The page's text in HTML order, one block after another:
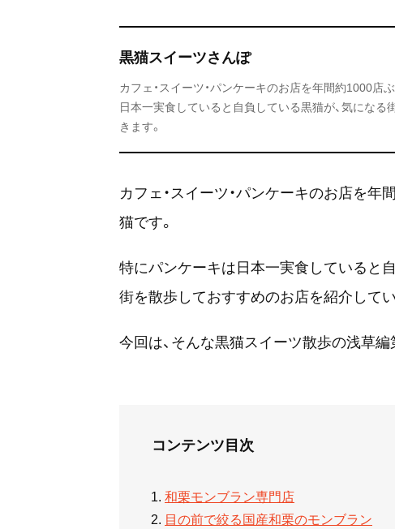
黒猫スイーツさんぽ
カフェ・スイーツ・パンケーキのお店を年間約1000
日本一実食していると自負している黒猫が、気にな
きます。
カフェ・スイーツ・パンケーキのお店を
猫です。
特にパンケーキは日本一実食していると
街を散歩しておすすめのお店を紹介してい
今回は、そんな黒猫スイーツ散歩の浅草編
コンテンツ目次
和栗モンブラン専門店
目の前で絞る国産和栗のモンブラン